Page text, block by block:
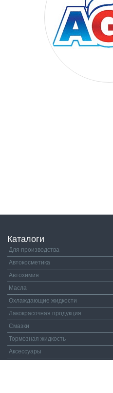
Каталоги
Для производства
Автокосметика
Автохимия
Масла
Охлаждающие жидкости
Лакокрасочная продукция
Смазки
Тормозная жидкость
Аксессуары